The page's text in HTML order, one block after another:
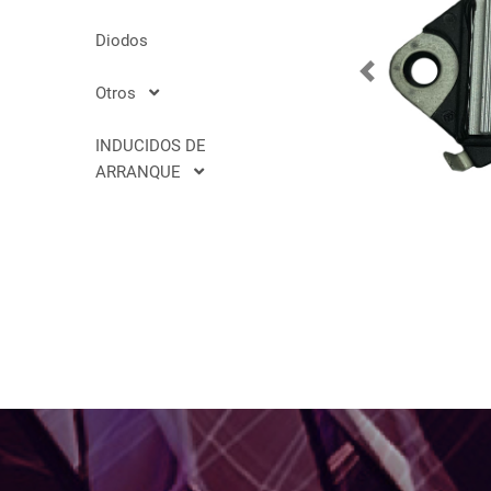
Diodos
Otros
INDUCIDOS DE
ARRANQUE
Previous